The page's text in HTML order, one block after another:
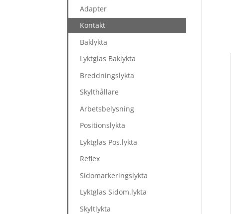
Adapter
Kontakt
Baklykta
Lyktglas Baklykta
Breddningslykta
Skylthållare
Arbetsbelysning
Positionslykta
Lyktglas Pos.lykta
Reflex
Sidomarkeringslykta
Lyktglas Sidom.lykta
Skyltlykta